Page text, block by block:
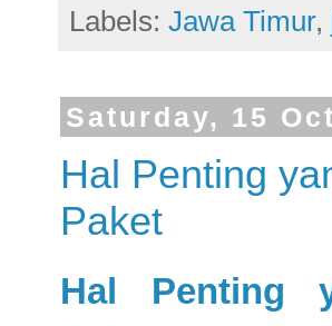
Labels: Jawa Timur,
Saturday, 15
Hal Penting
Paket
Hal Penting